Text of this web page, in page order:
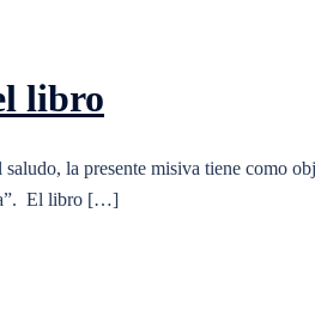
libro
la presente misiva tiene como
El libro […]